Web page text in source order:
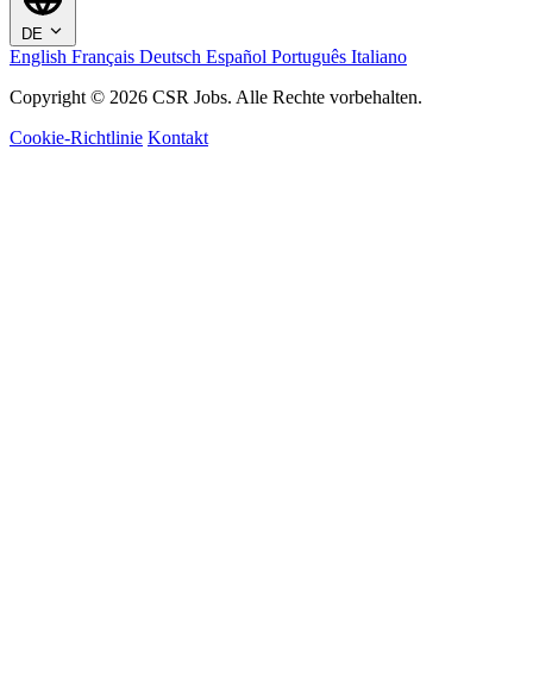
DE
English Français Deutsch Español Português Italiano
Copyright © 2026 CSR Jobs. Alle Rechte vorbehalten.
Cookie-Richtlinie Kontakt